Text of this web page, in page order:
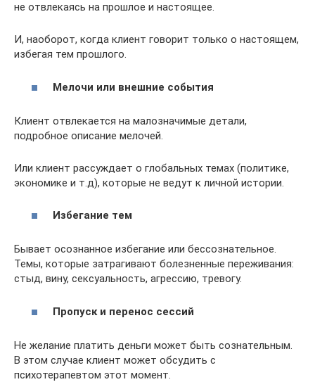
не отвлекаясь на прошлое и настоящее.
И, наоборот, когда клиент говорит только о настоящем,
избегая тем прошлого.
Мелочи или внешние события
Клиент отвлекается на малозначимые детали,
подробное описание мелочей.
Или клиент рассуждает о глобальных темах (политике,
экономике и т.д), которые не ведут к личной истории.
Избегание тем
Бывает осознанное избегание или бессознательное.
Темы, которые затрагивают болезненные переживания:
стыд, вину, сексуальность, агрессию, тревогу.
Пропуск и перенос сессий
Не желание платить деньги может быть сознательным.
В этом случае клиент может обсудить с
психотерапевтом этот момент.